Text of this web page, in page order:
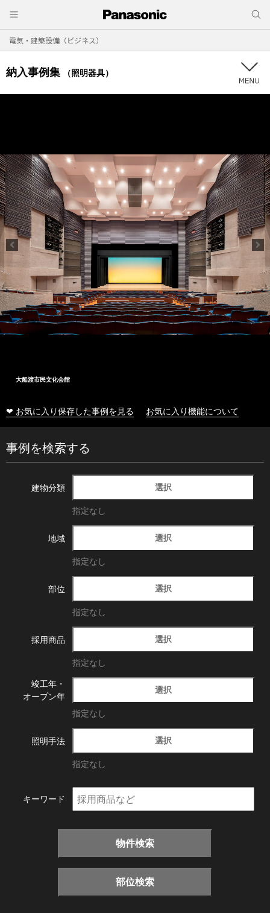
電気・建築設備（ビジネス）
納入事例集 （照明器具）
大船渡市民文化会館
❤ お気に入り保存した事例を見る お気に入り機能について
事例を検索する
建物分類 選択
指定なし
地域 選択
指定なし
部位 選択
指定なし
採用商品 選択
指定なし
竣工年・
オープン年
選択
指定なし
照明手法 選択
指定なし
キーワード
物件検索
部位検索